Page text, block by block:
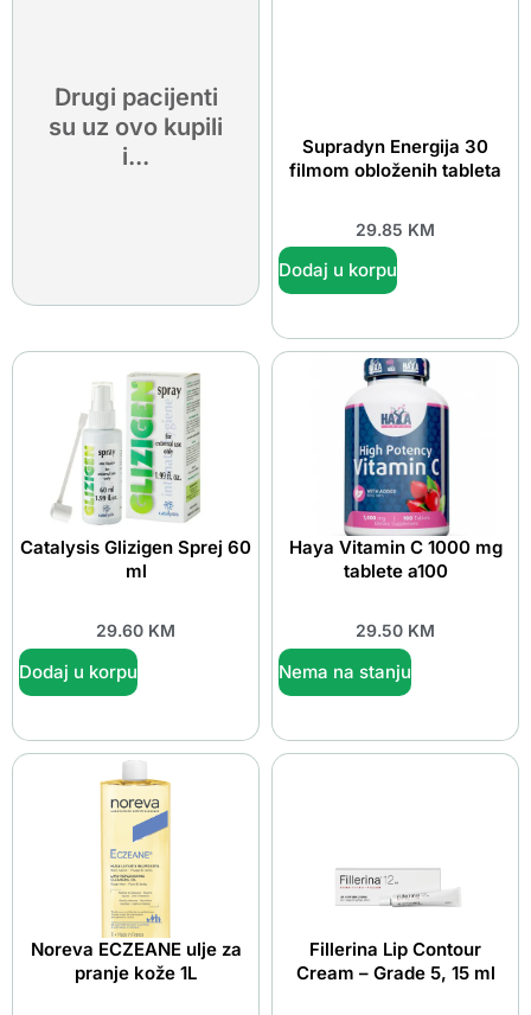
Drugi pacijenti
su uz ovo kupili
i...
Supradyn Energija 30
filmom obloženih tableta
29.85 KM
Dodaj u korpu
Catalysis Glizigen Sprej 60
ml
29.60 KM
Dodaj u korpu
Haya Vitamin C 1000 mg
tablete a100
29.50 KM
Nema na stanju
Noreva ECZEANE ulje za
pranje kože 1L
Fillerina Lip Contour
Cream – Grade 5, 15 ml